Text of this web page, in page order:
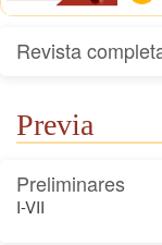
Revista
Previa
Preliminares
I-VII